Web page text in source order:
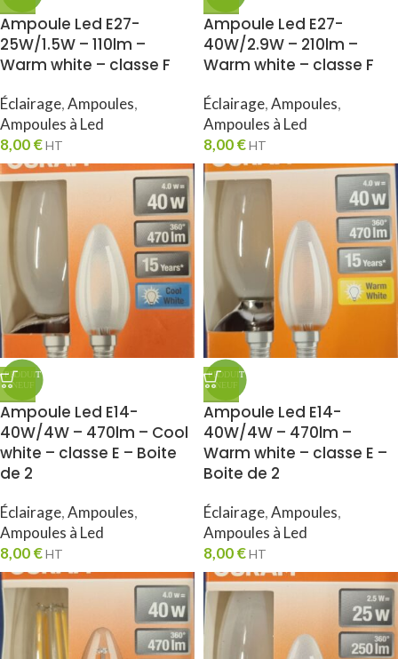
Ampoule Led E27-
25W/1.5W – 110lm –
Warm white – classe F
Éclairage,Ampoules,
Ampoules à Led
8,00€HT
Ampoule Led E27-
40W/2.9W – 210lm –
Warm white – classe F
Éclairage,Ampoules,
Ampoules à Led
8,00€HT
Ampoule Led E14-
40W/4W – 470lm – Cool
white – classe E – Boite
de 2
Éclairage,Ampoules,
Ampoules à Led
8,00€HT
Ampoule Led E14-
40W/4W – 470lm –
Warm white – classe E –
Boite de 2
Éclairage,Ampoules,
Ampoules à Led
8,00€HT